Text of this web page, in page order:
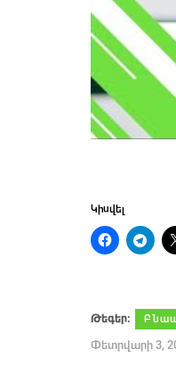
Կիսվել
Թեգեր։
Փետրվարի 3,